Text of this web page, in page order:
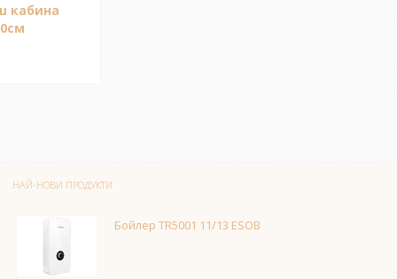
кабина
НАЙ-НОВИ ПРОДУКТИ
Бойлер TR5001 11/13 ESOB